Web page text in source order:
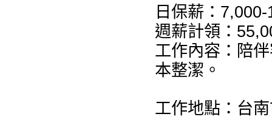
日保薪：
週薪計領：
工作內容：陪
本整潔。
工作地點：台